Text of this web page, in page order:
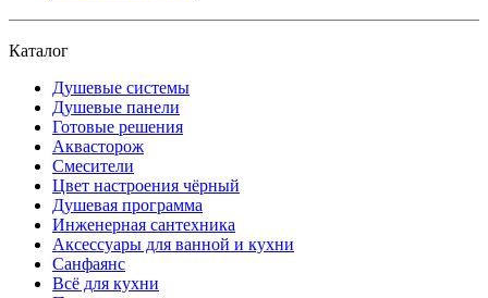
Каталог
Душевые системы
Душевые панели
Готовые решения
Аквасторож
Смесители
Цвет настроения чёрный
Душевая программа
Инженерная сантехника
Аксессуары для ванной и кухни
Санфаянс
Всё для кухни